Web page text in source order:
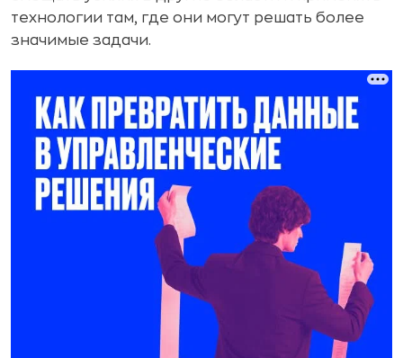
технологии там, где они могут решать более
значимые задачи.